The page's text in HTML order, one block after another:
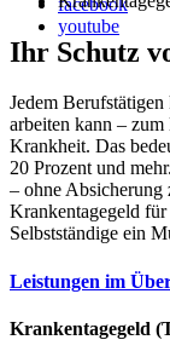
youtube
Ihr Schutz
Jedem Berufstätigen
arbeiten kann –
Krankheit. Das
20 Prozent und
– ohne Absicherung
Krankentagegeld
Selbstständige ein
Leistungen im
Krankentagegeld